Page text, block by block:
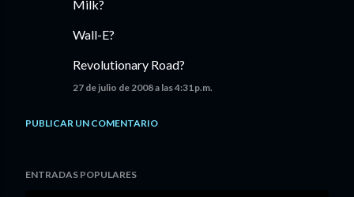
Milk?
Wall-E?
Revolutionary Road?
27 de julio de 2008 a las 4:31 p.m.
PUBLICAR UN COMENTARIO
ENTRADAS POPULARES